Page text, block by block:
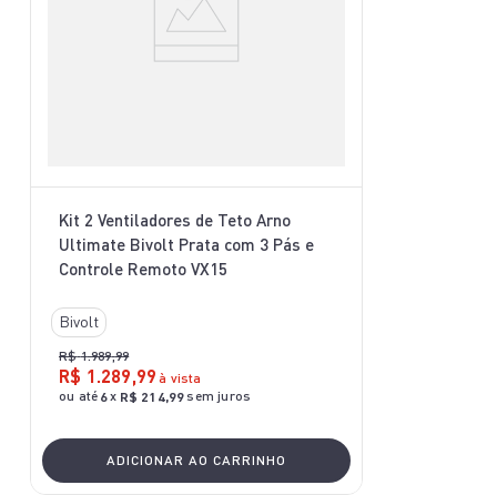
Kit 2 Ventiladores de Teto Arno
Ultimate Bivolt Prata com 3 Pás e
Controle Remoto VX15
Bivolt
R$ 1.989,99
R$ 1 .289,99 à vista
ou até 6x R$ 214,99sem juros
ADICIONAR AO CARRINHO